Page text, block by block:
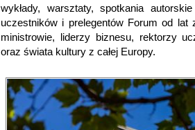
wykłady, warsztaty, spotkania
uczestników i prelegentów Forum od lat
ministrowie, liderzy biznesu, rektorzy
oraz świata kultury z całej Europy.